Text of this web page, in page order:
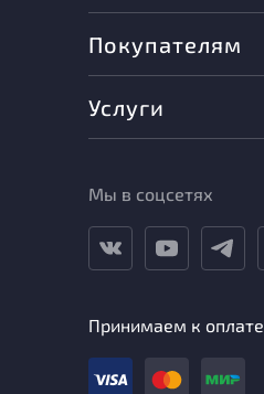
Покупателям
Услуги
Мы в соцсетях
Принимаем к оплате